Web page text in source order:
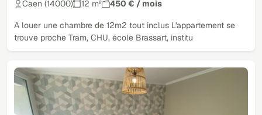
Caen (14000) 12 m² 450 € / mois
A louer une chambre de 12m2 tout inclus L'appartement se
trouve proche Tram, CHU, école Brassart, institu